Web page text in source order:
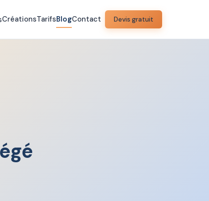
CréationsTarifsBlogContact Devis gratuit